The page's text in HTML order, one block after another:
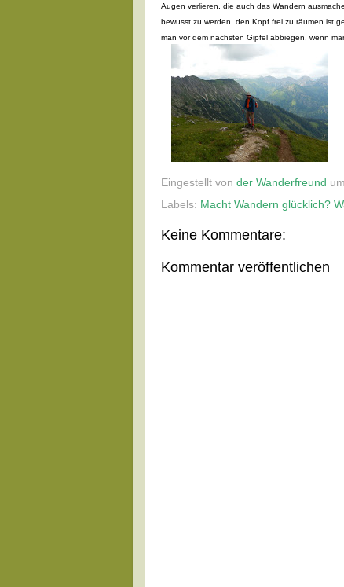
Augen verlieren, die auch das Wandern
bewusst zu werden, den Kopf frei zu räumen ist
man vor dem nächsten Gipfel abbiegen, wenn
Eingestellt von der Wanderfreund um
Labels: Macht Wandern glücklich?
Keine Kommentare:
Kommentar veröffentlichen